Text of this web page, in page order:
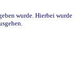
wurde. Hierbei wurde